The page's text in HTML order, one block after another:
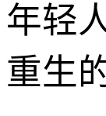
年轻
重生